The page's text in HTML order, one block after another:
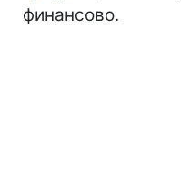
финансово.